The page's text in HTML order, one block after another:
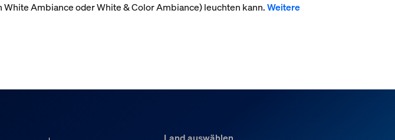
Ambiance oder White & Color Ambiance) leuchten kann.Weitere